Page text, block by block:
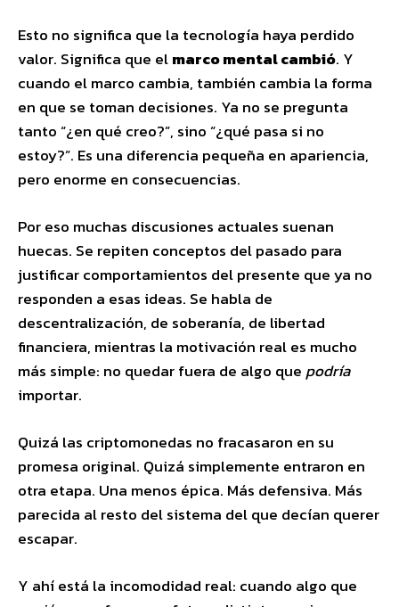
Esto no significa que la tecnología haya perdido
valor. Significa que elmarco mental cambió. Y
cuando el marco cambia, también cambia la forma
en que se toman decisiones. Ya no se pregunta
tanto “¿en qué creo?”, sino “¿qué pasa si no
estoy?”. Es una diferencia pequeña en apariencia,
pero enorme en consecuencias.
Por eso muchas discusiones actuales suenan
huecas. Se repiten conceptos del pasado para
justificar comportamientos del presente que ya no
responden a esas ideas. Se habla de
descentralización, de soberanía, de libertad
financiera, mientras la motivación real es mucho
más simple: no quedar fuera de algo que podría
importar.
Quizá las criptomonedas no fracasaron en su
promesa original. Quizá simplemente entraron en
otra etapa. Una menos épica. Más defensiva. Más
parecida al resto del sistema del que decían querer
escapar.
Y ahí está la incomodidad real: cuando algo que